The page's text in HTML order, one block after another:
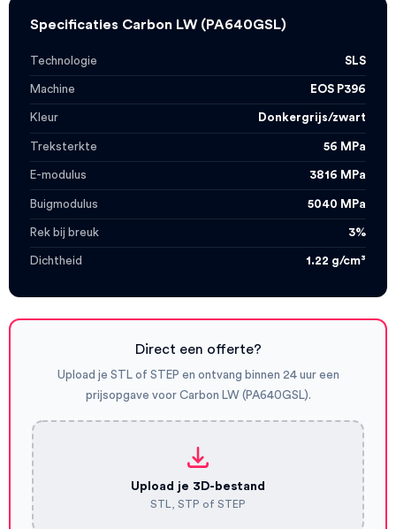
Specificaties Carbon LW (PA640GSL)
Technologie SLS
Machine EOS P396
Kleur Donkergrijs/zwart
Treksterkte 56 MPa
E-modulus 3816 MPa
Buigmodulus 5040 MPa
Rek bij breuk 3%
Dichtheid 1.22 g/cm³
Direct een offerte?
Upload je STL of STEP en ontvang binnen 24 uur een
prijsopgave voor Carbon LW (PA640GSL).
Upload je 3D-bestand
STL, STP of STEP